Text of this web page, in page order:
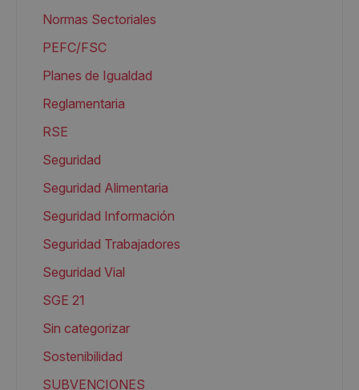
Normas Sectoriales
PEFC/FSC
Planes de Igualdad
Reglamentaria
RSE
Seguridad
Seguridad Alimentaria
Seguridad Información
Seguridad Trabajadores
Seguridad Vial
SGE 21
Sin categorizar
Sostenibilidad
SUBVENCIONES